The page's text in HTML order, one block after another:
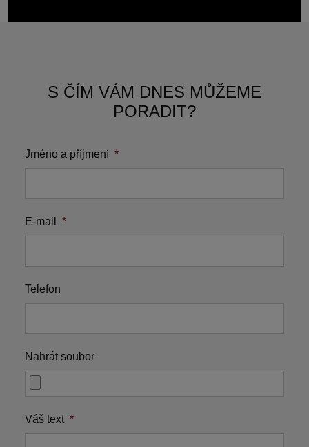
S ČÍM VÁM DNES MŮŽEME
PORADIT?
Jméno a příjmení *
E-mail *
Telefon
Nahrát soubor
Váš text *